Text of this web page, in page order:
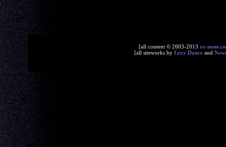
[all content © 2003-2013 xe-
[all siteworks by Lexy Danceand